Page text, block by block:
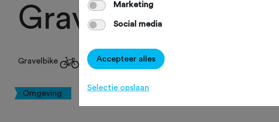
Graveltocht 2026
Gravelbike Agenda
Omgeving Routeaanduiding
Marketing
Social media
Accepteer alles
Selectie opslaan